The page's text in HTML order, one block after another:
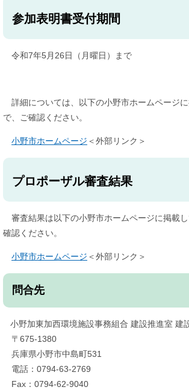
参加表明書受付期間
令和7年5月26日（月曜日）まで
詳細については、以下の小野市ホームページ
で、ご確認ください。
小野市ホームページ ＜外部リンク＞
プロポーザル審査結果
審査結果は以下の小野市ホームページに掲載
確認ください。
小野市ホームページ ＜外部リンク＞
​問合先
小野加東加西環境施設事務組合 建設推進室 建
〒675-1380
兵庫県小野市中島町531
電話：0794-63-2769
Fax：0794-62-9040